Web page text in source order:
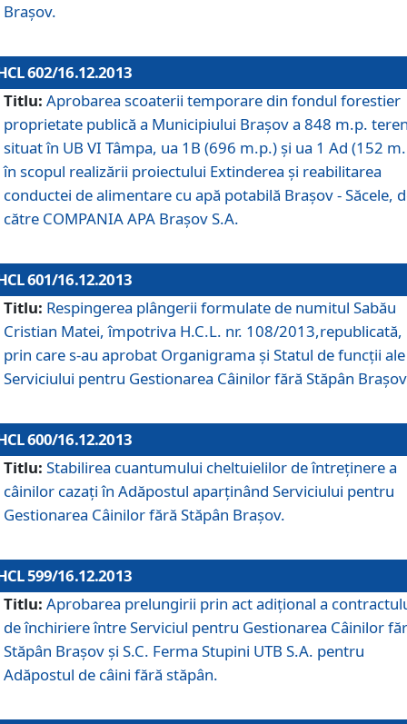
Braşov.
602/16.12.2013
Titlu: Aprobarea scoaterii temporare din fondul forestier
proprietate publică a Municipiului Braşov a 848 m.p.
situat în UB VI Tâmpa, ua 1B (696 m.p.) şi ua 1 Ad (152
în scopul realizării proiectului Extinderea şi reabilitarea
conductei de alimentare cu apă potabilă Braşov - Săcele,
către COMPANIA APA Braşov S.A.
601/16.12.2013
Titlu: Respingerea plângerii formulate de numitul Sabău
Cristian Matei, împotriva H.C.L. nr. 108/2013,republicată,
prin care s-au aprobat Organigrama şi Statul de funcţii ale
Serviciului pentru Gestionarea Câinilor fără Stăpân
600/16.12.2013
Titlu: Stabilirea cuantumului cheltuielilor de întreţinere a
câinilor cazaţi în Adăpostul aparţinând Serviciului pentru
Gestionarea Câinilor fără Stăpân Braşov.
599/16.12.2013
Titlu: Aprobarea prelungirii prin act adiţional a
de închiriere între Serviciul pentru Gestionarea Câinilor
Stăpân Braşov şi S.C. Ferma Stupini UTB S.A. pentru
Adăpostul de câini fără stăpân.